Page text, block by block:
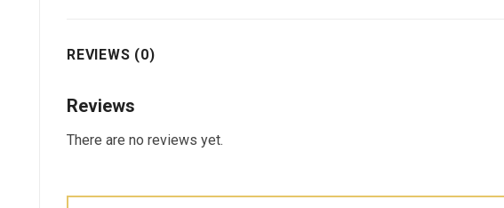
REVIEWS (0)
Reviews
There are no reviews yet.